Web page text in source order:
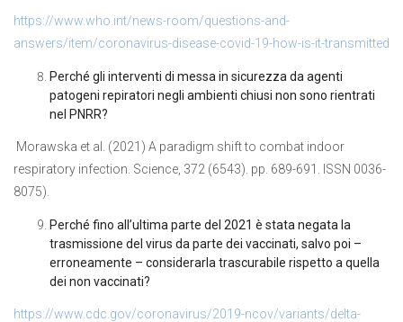
https://www.who.int/news-room/questions-and-
answers/item/coronavirus-disease-covid-19-how-is-it-transmitted
Perché gli interventi di messa in sicurezza da agenti
patogeni repiratori negli ambienti chiusi non sono rientrati
nel PNRR?
Morawska et al. (2021) A paradigm shift to combat indoor
respiratory infection. Science, 372 (6543). pp. 689-691. ISSN 0036-
8075).
Perché fino all’ultima parte del 2021 è stata negata la
trasmissione del virus da parte dei vaccinati, salvo poi –
erroneamente – considerarla trascurabile rispetto a quella
dei non vaccinati?
https://www.cdc.gov/coronavirus/2019-ncov/variants/delta-